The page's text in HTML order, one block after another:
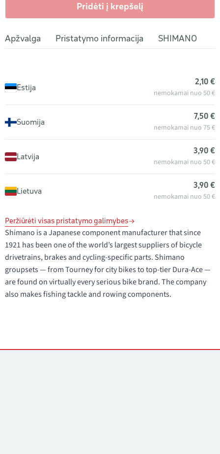
Pridėti į krepšelį
Apžvalga Pristatymo informacija SHIMANO
Estija
2,10 €
nemokamai nuo 50 €
Suomija
7,50 €
nemokamai nuo 75 €
Latvija
3,90 €
nemokamai nuo 50 €
Lietuva
3,90 €
nemokamai nuo 50 €
Peržiūrėti visas pristatymo galimybes
Shimano is a Japanese component manufacturer that since
1921 has been one of the world’s largest suppliers of bicycle
drivetrains, brakes and cycling-specific parts. Shimano
groupsets — from Tourney for city bikes to top-tier Dura-Ace —
are found on virtually every serious bike brand. The company
also makes fishing tackle and rowing components.